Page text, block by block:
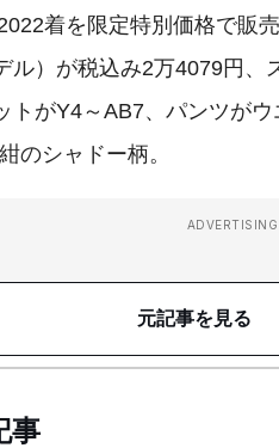
着を限定特別価格で販
ル）が税込み2万4079円
トがY4～AB7、パンツが
のシャドー柄。
ADVERTISING
元記事を見る
事